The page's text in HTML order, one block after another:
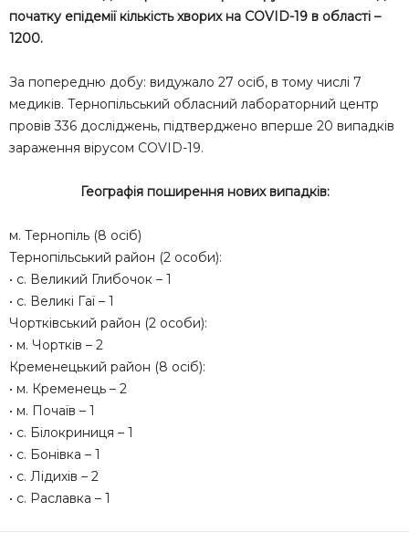
початку епідемії кількість хворих на COVID-19 в області –
1200.
За попередню добу: видужало 27 осіб, в тому числі 7
медиків. Тернопільський обласний лабораторний центр
провів 336 досліджень, підтверджено вперше 20 випадків
зараження вірусом COVID-19.
Географія поширення нових випадків:
м. Тернопіль (8 осіб)
Тернопільський район (2 особи):
• с. Великий Глибочок – 1
• с. Великі Гаї – 1
Чортківський район (2 особи):
• м. Чортків – 2
Кременецький район (8 осіб):
• м. Кременець – 2
• м. Почаїв – 1
• с. Білокриниця – 1
• с. Бонівка – 1
• с. Лідихів – 2
• с. Раславка – 1